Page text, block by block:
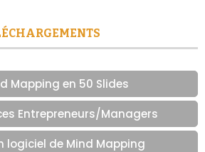
Mapping en 50 Slides
Entrepreneurs/Managers
logiciel de Mind Mapping